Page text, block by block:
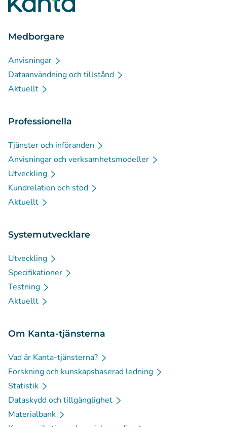
Medborgare
Anvisningar
Dataanvändning och tillstånd
Aktuellt
Professionella
Tjänster och införanden
Anvisningar och verksamhetsmodeller
Utveckling
Kundrelation och stöd
Aktuellt
Systemutvecklare
Utveckling
Specifikationer
Testning
Aktuellt
Om Kanta-tjänsterna
Vad är Kanta-tjänsterna?
Forskning och kunskapsbaserad ledning
Statistik
Dataskydd och tillgänglighet
Materialbank